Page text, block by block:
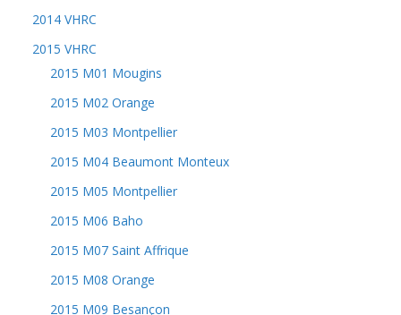
2014 VHRC
2015 VHRC
2015 M01 Mougins
2015 M02 Orange
2015 M03 Montpellier
2015 M04 Beaumont Monteux
2015 M05 Montpellier
2015 M06 Baho
2015 M07 Saint Affrique
2015 M08 Orange
2015 M09 Besançon